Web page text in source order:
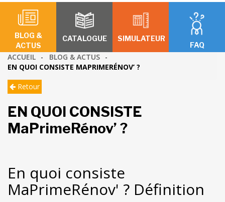
BLOG &
ACTUS
CATALOGUE SIMULATEUR
FAQ
ACCUEIL - BLOG & ACTUS -
EN QUOI CONSISTE MAPRIMERÉNOV’ ?
Retour
EN QUOI CONSISTE
MaPrimeRénov’ ?
En quoi consiste
MaPrimeRénov' ? Définition